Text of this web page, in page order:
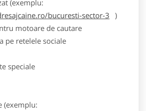
(exemplu:
bucuresti-sector-3 )
motoare de cautare
pe retelele sociale
speciale
(exemplu: